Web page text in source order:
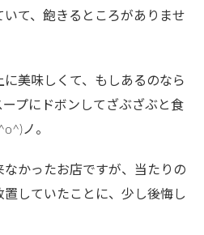
て、飽きるところがありませ
美味しくて、もしあるのなら
プにドボンしてざぶざぶと食
ノ。
かったお店ですが、当たりの
していたことに、少し後悔し